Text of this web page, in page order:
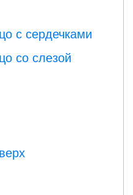
с сердечками
со слезой